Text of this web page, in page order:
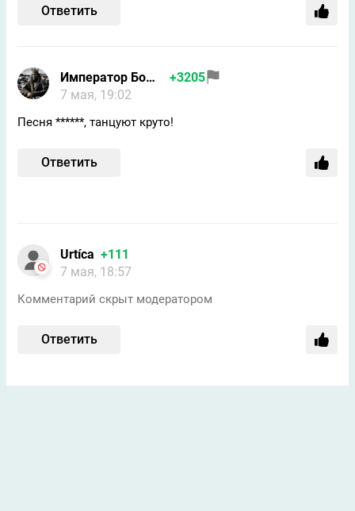
Ответить
Император Бомжей
+3205
7 мая, 19:02
Песня ******, танцуют круто!
Ответить
Urtíсa +111
7 мая, 18:57
Комментарий скрыт модератором
Ответить